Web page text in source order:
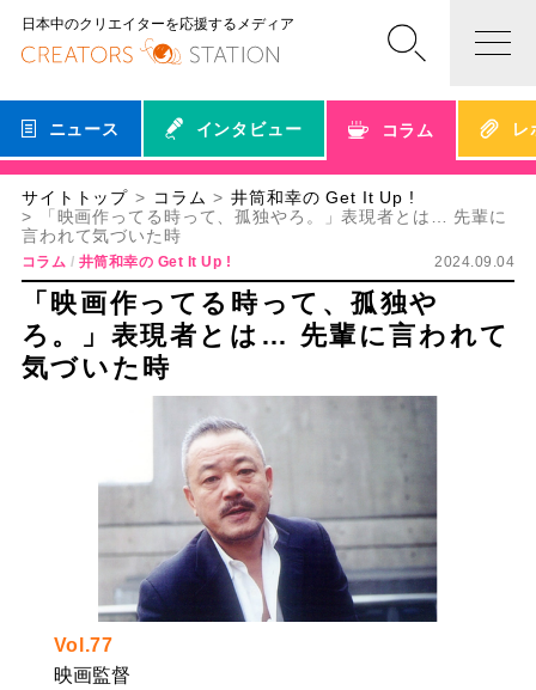
日本中のクリエイターを応援するメディア
ニュース インタビュー コラム レ
サイトトップ コラム
井筒和幸の Get It Up !
「映画作ってる時って、孤独やろ。」表現者とは… 先輩に
言われて気づいた時
コラム 井筒和幸の Get It Up ! 2024.09.04
「映画作ってる時って、孤独や
ろ。」表現者とは… 先輩に言われて
気づいた時
Vol.77
映画監督